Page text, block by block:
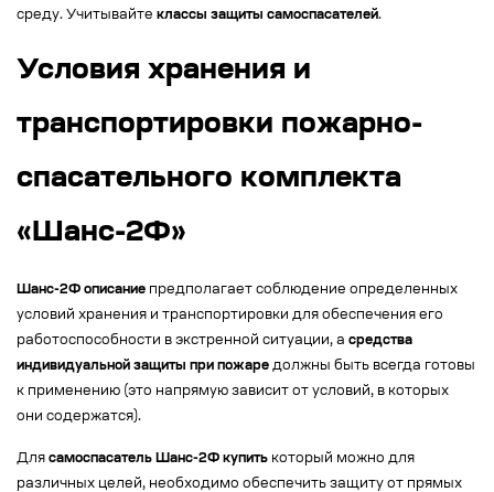
среду. Учитывайте классы защиты самоспасателей.
Условия хранения и
транспортировки пожарно-
спасательного комплекта
«Шанс-2Ф»
Шанс-2Ф описание предполагает соблюдение определенных
условий хранения и транспортировки для обеспечения его
работоспособности в экстренной ситуации, а средства
индивидуальной защиты при пожаре должны быть всегда готовы
к применению (это напрямую зависит от условий, в которых
они содержатся).
Для самоспасатель Шанс-2Ф купить который можно для
различных целей, необходимо обеспечить защиту от прямых